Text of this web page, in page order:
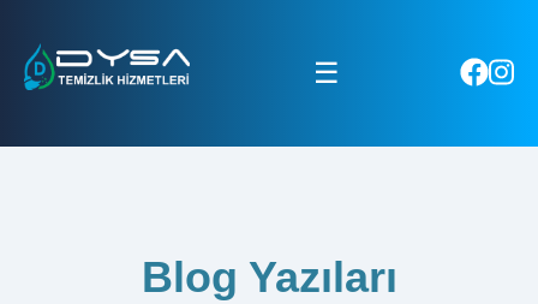
☰
Blog Yazıları